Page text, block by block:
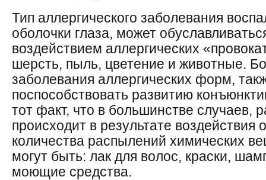
Тип аллергического заболевания
оболочки глаза, может
воздействием аллергических
шерсть, пыль, цветение и животные.
заболевания аллергических форм,
поспособствовать развитию
тот факт, что в большинстве случаев,
происходит в результате воздействия
количества распылений химических
могут быть: лак для волос, краски,
моющие средства.